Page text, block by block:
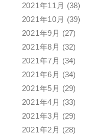
2021年11月 (38)
2021年10月 (39)
2021年9月 (27)
2021年8月 (32)
2021年7月 (34)
2021年6月 (34)
2021年5月 (29)
2021年4月 (33)
2021年3月 (29)
2021年2月 (28)